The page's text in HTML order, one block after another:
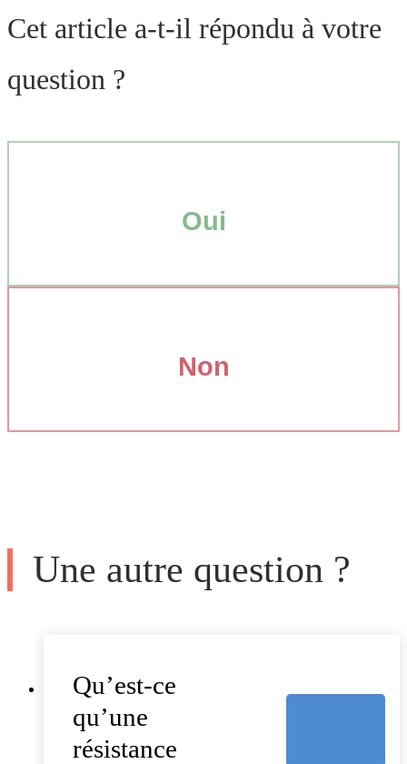
Cet article a-t-il répondu à votre
question ?
Oui
Non
Une autre question ?
Qu’est-ce
qu’une
résistance